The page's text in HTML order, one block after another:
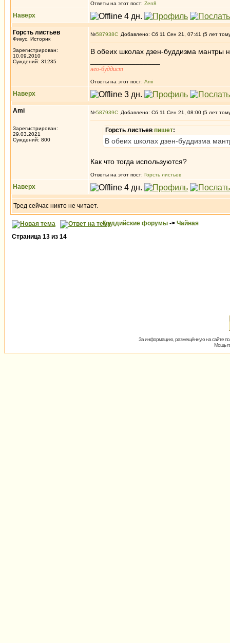
Ответы на этот пост: Zen8
Наверх
Горсть листьев
Фикус, Историк
Зарегистрирован:
10.09.2010
Суждений: 31235
№587938 Добавлено: Сб 11 Сен 21, 07:41 (5 лет
В обеих школах дзен-буддизма мантры
нео-буддист
Ответы на этот пост: Ami
Наверх
Ami
Зарегистрирован:
29.03.2021
Суждений: 800
№587939 Добавлено: Сб 11 Сен 21, 08:00 (5 лет
Горсть листьев пишет:
В обеих школах дзен-буддизма
Как что тогда используются?
Ответы на этот пост: Горсть листьев
Наверх
Тред сейчас никто не читает.
Буддийские форумы -> Чайная
Страница 13 из 14
За информацию, размещённую на сайте
Мощь